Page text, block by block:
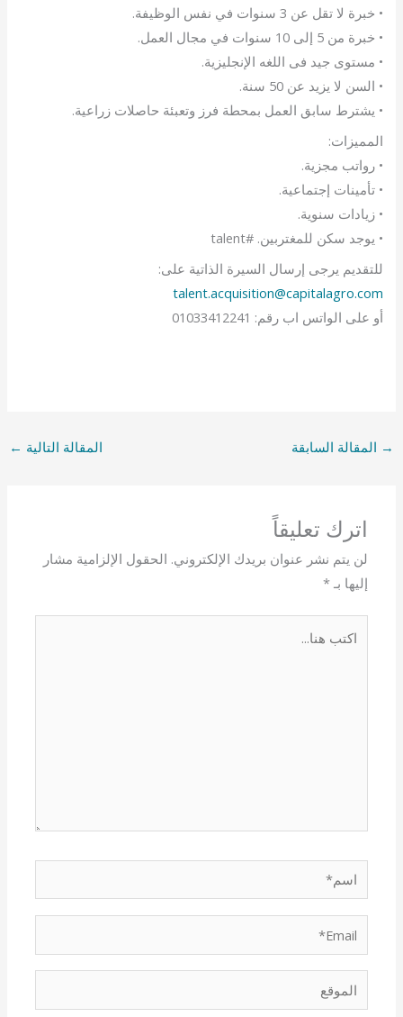
• خبرة لا تقل عن 3 سنوات في نفس الوظيفة.
• خبرة من 5 إلى 10 سنوات في مجال العمل.
• مستوى جيد فى اللغه الإنجليزية.
• السن لا يزيد عن 50 سنة.
• يشترط سابق العمل بمحطة فرز وتعبئة حاصلات زراعية.
المميزات:
• رواتب مجزية.
• تأمينات إجتماعية.
• زيادات سنوية.
• يوجد سكن للمغتربين. #talent
للتقديم يرجى إرسال السيرة الذاتية على:
talent.acquisition@capitalagro.com
أو على الواتس اب رقم: 01033412241
→ المقالة السابقة المقالة التالية ←
اترك تعليقاً
لن يتم نشر عنوان بريدك الإلكتروني. الحقول الإلزامية مشار
إليها بـ*
اسم*
الموقع